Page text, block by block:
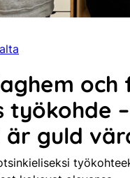
och
–
guld